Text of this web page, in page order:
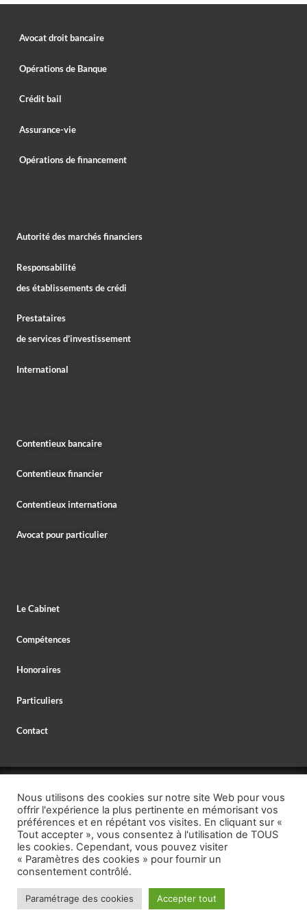
Avocat droit bancaire
Opérations de Banque
Crédit bail
Assurance-vie
Opérations de financement
Autorité des marchés financiers
Responsabilité
des établissements de crédi
Prestataires
de services d’investissement
International
Contentieux bancaire
Contentieux financier
Contentieux internationa
Avocat pour particulier
Le Cabinet
Compétences
Honoraires
Particuliers
Contact
AVOCAT SPÉCIALISTE EN DROIT BANCAIRE,
MENTIONS LÉGALES – PROTECTION DES DONNÉES
TÉL. : +33 (0)1 40 26 95 00,
EMAIL : secretariat @ delespaul.net,
https://calendly.com/maitre-maxime-
delespaul-avocat
Nous utilisons des cookies sur notre site Web pour vous
offrir l'expérience la plus pertinente en mémorisant vos
préférences et en répétant vos visites. En cliquant sur «
Tout accepter », vous consentez à l'utilisation de TOUS
les cookies. Cependant, vous pouvez visiter
« Paramètres des cookies » pour fournir un
consentement contrôlé.
Paramétrage des cookies Accepter tout